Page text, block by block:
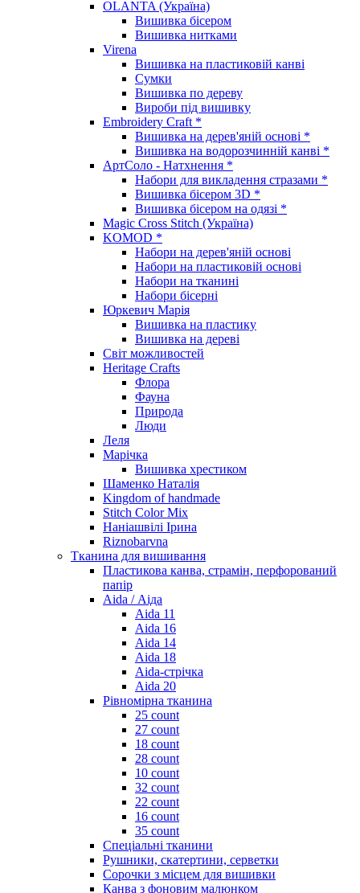
OLANTA (Україна)
Вишивка бісером
Вишивка нитками
Virena
Вишивка на пластиковій канві
Сумки
Вишивка по дереву
Вироби під вишивку
Embroidery Craft *
Вишивка на дерев'яній основі *
Вишивка на водорозчинній канві *
АртСоло - Натхнення *
Набори для викладення стразами *
Вишивка бісером 3D *
Вишивка бісером на одязі *
Magic Cross Stitch (Україна)
KOMOD *
Набори на дерев'яній основі
Набори на пластиковій основі
Набори на тканині
Набори бісерні
Юркевич Марія
Вишивка на пластику
Вишивка на дереві
Світ можливостей
Heritage Crafts
Флора
Фауна
Природа
Люди
Леля
Марічка
Вишивка хрестиком
Шаменко Наталія
Kingdom of handmade
Stitch Color Mix
Наніашвілі Ірина
Riznobarvna
Тканина для вишивання
Пластикова канва, страмін, перфорований
папір
Aida / Аіда
Aida 11
Aida 16
Aida 14
Aida 18
Aida-стрічка
Aida 20
Рівномірна тканина
25 count
27 count
18 count
28 count
10 count
32 count
22 count
16 count
35 count
Спеціальні тканини
Рушники, скатертини, серветки
Сорочки з місцем для вишивки
Канва з фоновим малюнком